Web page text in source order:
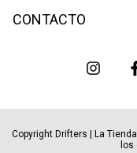
CONTACTO
Copyright Drifters | La